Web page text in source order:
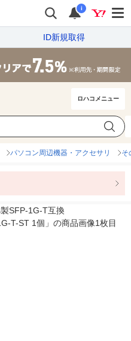
i
ID新規取得
ロハコメニュー
パソコン周辺機器・アクセサリ そ